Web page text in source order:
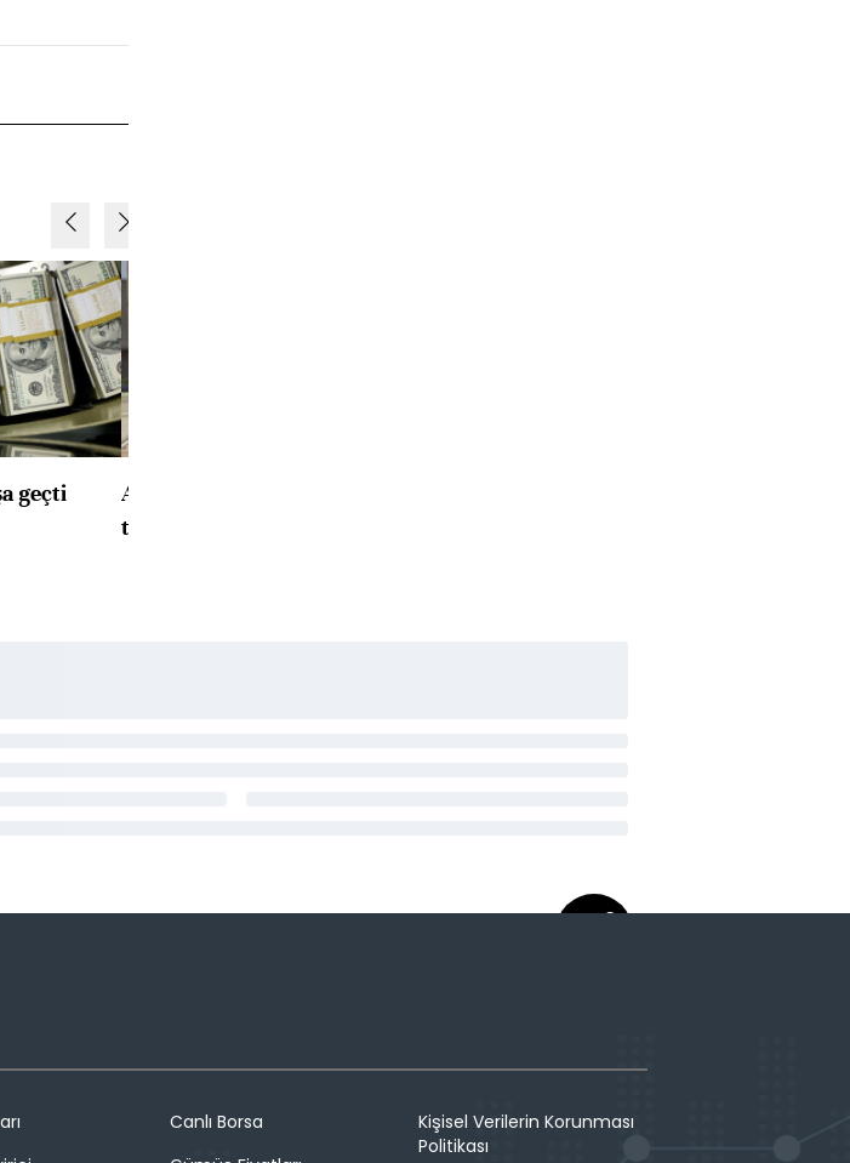
geçti
ABD'de konut başlangıçları
toparlandı
Canlı Borsa
Kişisel Verilerin Korunması
Politikası